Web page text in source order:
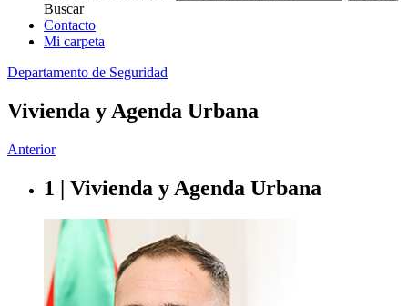
Buscar
Contacto
Mi carpeta
Departamento de Seguridad
Vivienda y Agenda Urbana
Anterior
1 | Vivienda y Agenda Urbana